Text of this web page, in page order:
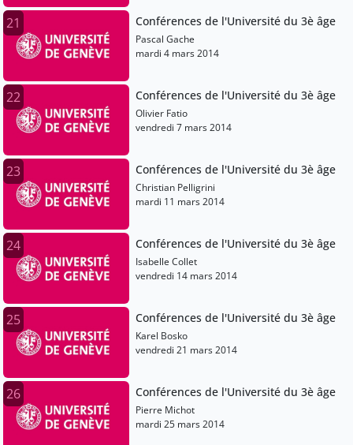
21 Conférences de l'Université du 3è âge
Pascal Gache
mardi 4 mars 2014
22 Conférences de l'Université du 3è âge
Olivier Fatio
vendredi 7 mars 2014
23 Conférences de l'Université du 3è âge
Christian Pelligrini
mardi 11 mars 2014
24 Conférences de l'Université du 3è âge
Isabelle Collet
vendredi 14 mars 2014
25 Conférences de l'Université du 3è âge
Karel Bosko
vendredi 21 mars 2014
26 Conférences de l'Université du 3è âge
Pierre Michot
mardi 25 mars 2014